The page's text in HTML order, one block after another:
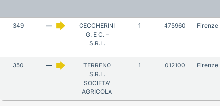
349 —
CECCHERINI
G. E C. –
S.R.L.
1 475960 Firenze
350 —
TERRENO
S.R.L.
SOCIETA’
AGRICOLA
1 012100 Firenze